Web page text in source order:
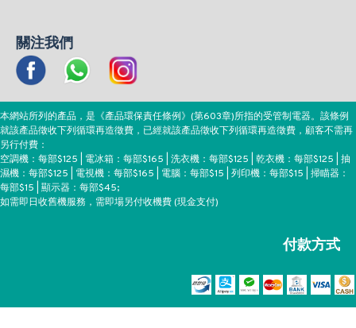
關注我們
本網站所列的產品，是《產品環保責任條例》(第603章)所指的受管制電器。該條例
就該產品徵收下列循環再造徵費，已經就該產品徵收下列循環再造徵費，顧客不需再
另行付費：
空調機：每部$125 | 電冰箱：每部$165 | 洗衣機：每部$125 | 乾衣機：每部$125 | 抽
濕機：每部$125 | 電視機：每部$165 | 電腦：每部$15 | 列印機：每部$15 | 掃瞄器：
每部$15 | 顯示器：每部$45;
如需即日收舊機服務，需即場另付收機費 (現金支付)
付款方式